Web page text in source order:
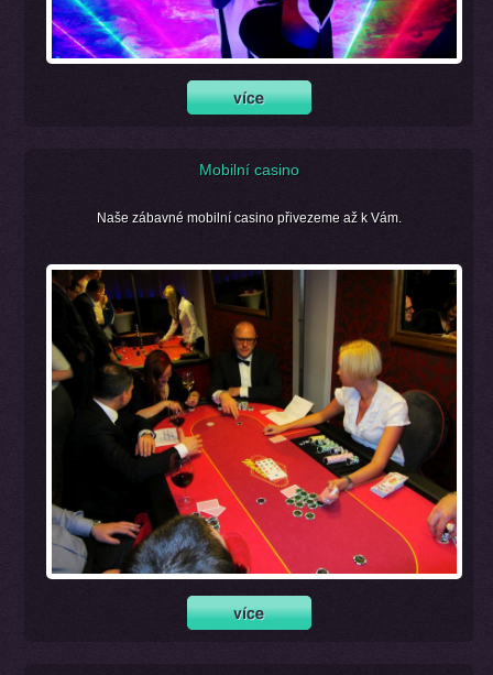
Mobilní casino
Naše zábavné mobilní casino přivezeme až k Vám.